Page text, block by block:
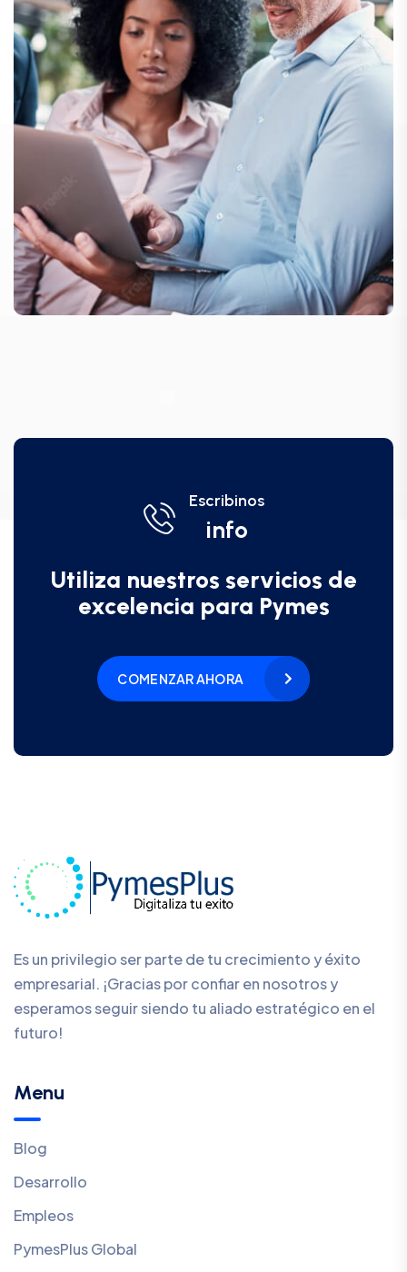
Escribinos
info
Utiliza nuestros servicios de
excelencia para Pymes
COMENZAR AHORA
Es un privilegio ser parte de tu crecimiento y éxito
empresarial. ¡Gracias por confiar en nosotros y
esperamos seguir siendo tu aliado estratégico en el
futuro!
Menu
Blog
Desarrollo
Empleos
PymesPlus Global